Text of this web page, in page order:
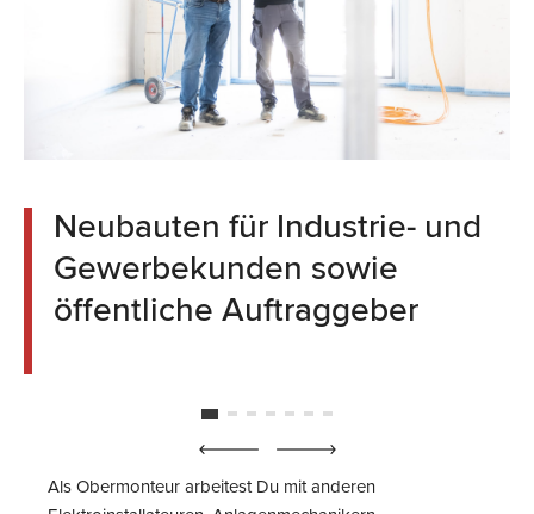
Neubauten für Industrie- und
Gewerbekunden sowie
öffentliche Auftraggeber
Als Obermonteur arbeitest Du mit anderen